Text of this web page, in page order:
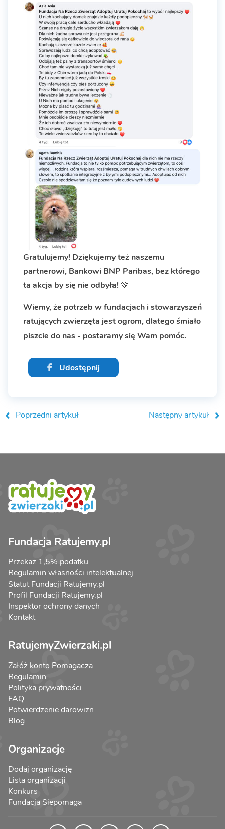
Gratulujemy! Dziękujemy też naszemu
partnerowi, Bankowi BNP Paribas, bez którego
ta akcja by się nie odbyła! 💚
Wiemy, że potrzeb w fundacjach i stowarzyszeń
ratujących zwierzęta jest ogrom, dlatego śmiało
piszcie do nas - postaramy się Wam pomóc.
Udostępnij
Poprzedni artykuł Następny artykuł
Fundacja Ratujemy.pl
Przekaż 1,5% podatku
Regulamin własności intelektualnej
Statut Fundacji Ratujemy.pl
Profil Fundacji Ratujemy.pl
Inspektor ochrony danych
Kontakt
RatujemyZwierzaki.pl
Załóż konto Pomagacza
Regulamin
Polityka prywatności
FAQ
Potwierdzenie darowizn
Blog
Organizacje
Dodaj organizację
Lista organizacji
Konkurs
Fundacja Siepomaga